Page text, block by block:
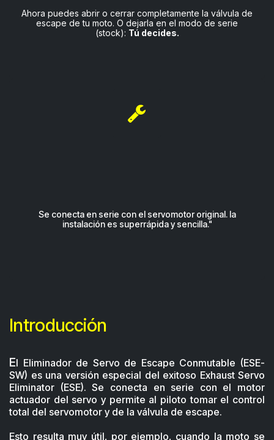
Ahora puedes abrir o cerrar completamente la válvula de
escape de tu moto. O dejarla en el modo de serie
(stock): Tú decides.
Se conecta en serie con el servomotor original. la
instalación es superrápida y sencilla."​
Introducción
​El Eliminador de Servo de Escape Conmutable (ESE-
SW) es una versión especial del exitoso Exhaust Servo
Eliminator (ESE). Se conecta en serie con el motor
actuador del servo y permite al piloto tomar el control
total del servomotor y de la válvula de escape.
Esto resulta muy útil, por ejemplo, cuando la moto se